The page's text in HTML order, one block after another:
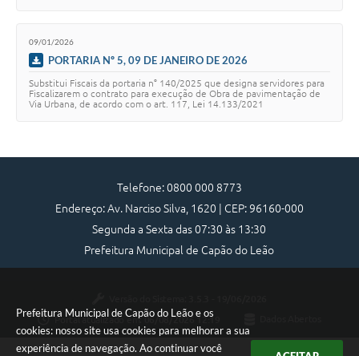
Prefeitura Municipal de Capão do Leão e os
cookies: nosso site usa cookies para melhorar a sua
experiência de navegação. Ao continuar você
09/01/2026
PORTARIA Nº 5, 09 DE JANEIRO DE 2026
Substitui Fiscais da portaria n° 140/2025 que designa servidores para
Fiscalizarem o contrato para execução de Obra de pavimentação de
Via Urbana, de acordo com o art. 117, Lei 14.133/2021
Telefone: 0800 000 8773
Endereço: Av. Narciso Silva, 1620 | CEP: 96160-000
Segunda a Sexta das 07:30 às 13:30
Prefeitura Municipal de Capão do Leão
Portal atualizado em:06/08/2026 12:19